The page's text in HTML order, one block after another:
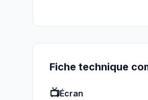
Fiche technique
📺Écran